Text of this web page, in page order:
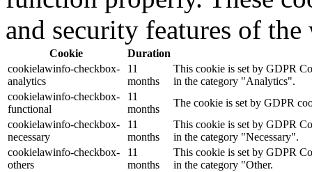
and security features of
Cookie
Duration
cookielawinfo-checkbox-
analytics
11
months
This cookie is set by GDPR
in the category "Analytics".
cookielawinfo-checkbox-
functional
11
months
The cookie is set by GDPR
cookielawinfo-checkbox-
necessary
11
months
This cookie is set by GDPR
in the category "Necessary".
cookielawinfo-checkbox-
others
11
months
This cookie is set by GDPR
in the category "Other.